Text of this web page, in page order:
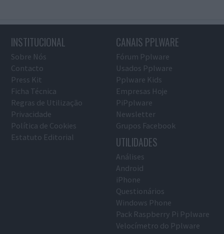
INSTITUCIONAL
Sobre Nós
Contacto
Press Kit
Ficha Técnica
Regras de Utilização
Privacidade
Política de Cookies
Estatuto Editorial
CANAIS PPLWARE
Fórum Pplware
Usados Pplware
Pplware Kids
Empresas Hoje
PiPplware
Newsletter
Grupos Facebook
UTILIDADES
Análises
Android
iPhone
Questionários
Windows Phone
Pack Raspberry Pi Pplware
Velocímetro do Pplware